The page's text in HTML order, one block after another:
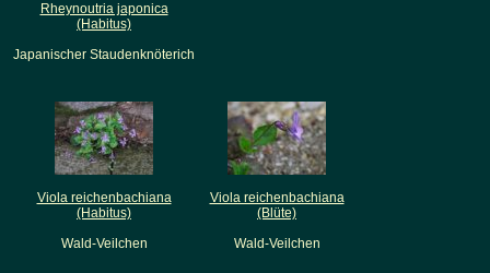
Rheynoutria japonica
(Habitus)
Japanischer Staudenknöterich
Viola reichenbachiana
(Habitus)
Wald-Veilchen
Viola reichenbachiana
(Blüte)
Wald-Veilchen